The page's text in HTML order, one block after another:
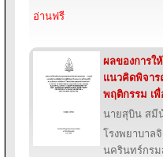
อ่านฟรี
ผลของการใ
แนวคิดพิจา
พฤติกรรม เ
นายสุบิน สมี
โรงพยาบาล
นครินทร์กรม